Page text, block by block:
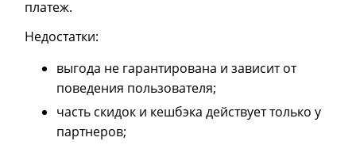
платеж.
Недостатки:
выгода не гарантирована и зависит от
поведения пользователя;
часть скидок и кешбэка действует только у
партнеров;